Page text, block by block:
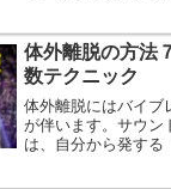
ストラル体が回転す
る方法があります。
体外離脱の方
数テクニック
体外離脱にはバイブ
が伴います。サウン
は、自分から発する